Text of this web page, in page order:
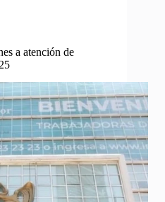
a atención de